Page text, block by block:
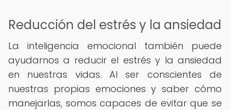
Reducción del estrés y la ansiedad
La inteligencia emocional también puede
ayudarnos a reducir el estrés y la ansiedad
en nuestras vidas. Al ser conscientes de
nuestras propias emociones y saber cómo
manejarlas, somos capaces de evitar que se